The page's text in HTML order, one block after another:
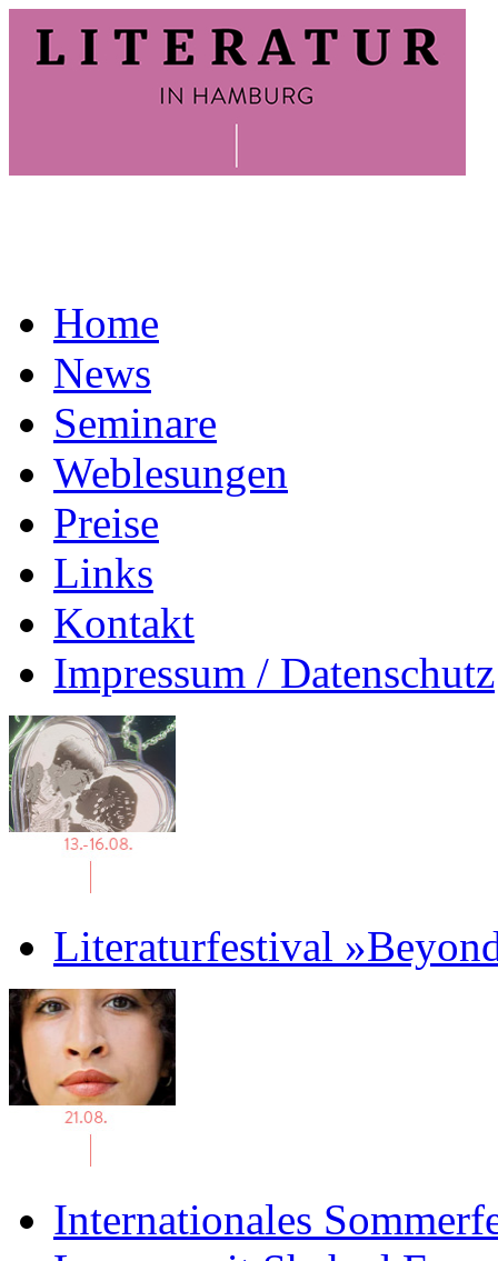
Home
News
Seminare
Weblesungen
Preise
Links
Kontakt
Impressum / Datenschutz
Literaturfestival
Internationales